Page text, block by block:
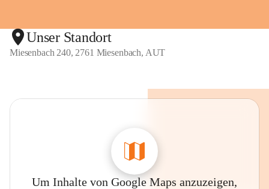
Unser Standort
Miesenbach 240, 2761 Miesenbach, AUT
Um Inhalte von Google Maps anzuzeigen,